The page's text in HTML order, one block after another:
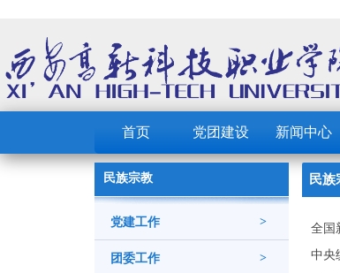
首页 党团建设 新闻中心
民族宗教
>
党建工作
>
团委工作
民族
全国
中央